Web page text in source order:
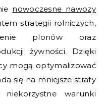
nowoczesne nawozy
strategii rolniczych,
plonów oraz
żywności. Dzięki
mogą optymalizować
się na mniejsze straty
warunki